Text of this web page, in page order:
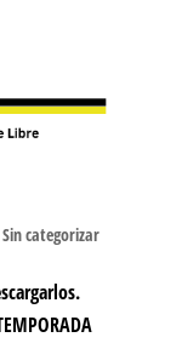
Sin categorizar